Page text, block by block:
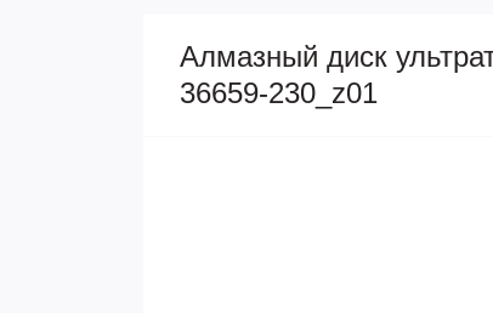
Алмазный диск
36659-230_z01